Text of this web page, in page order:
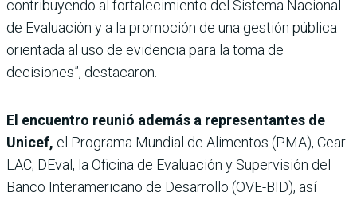
contribuyendo al fortalecimiento del Sistema Nacional
de Evaluación y a la promoción de una gestión pública
orientada al uso de evidencia para la toma de
decisiones”, destacaron.
El encuentro reunió además a representantes de
Unicef, el Programa Mundial de Alimentos (PMA), Cear
LAC, DEval, la Oficina de Evaluación y Supervisión del
Banco Interamericano de Desarrollo (OVE-BID), así